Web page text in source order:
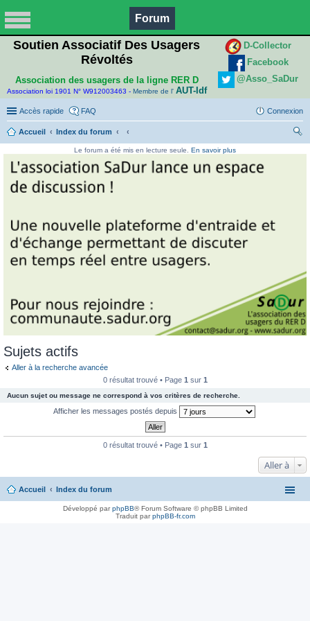
Forum
Soutien Associatif Des Usagers
Révoltés
Association des usagers de la ligne RER D
Association loi 1901 N° W912003463 - Membre de l' AUT-Idf
D-Collector
Facebook
@Asso_SaDur
Accès rapide FAQ Connexion
Accueil
Index du forum
Le forum a été mis en lecture seule. En savoir plus
Sujets actifs
Aller à la recherche avancée
0 résultat trouvé • Page 1 sur 1
Aucun sujet ou message ne correspond à vos critères de recherche.
Afficher les messages postés depuis
0 résultat trouvé • Page 1 sur 1
Aller à
Accueil Index du forum
Développé parphpBB® Forum Software © phpBB Limited
Traduit parphpBB-fr.com